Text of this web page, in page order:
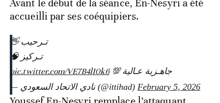
Avant le début de la séance, En-Nesyri a été
accueilli par ses coéquipiers.
تـرحيب 👋
تـركيز 🧠
جاهـزية عـالية 💯pic.twitter.com/VE7B4lI0k6
— نادي الاتحاد السعودي (@ittihad) February 5, 2026